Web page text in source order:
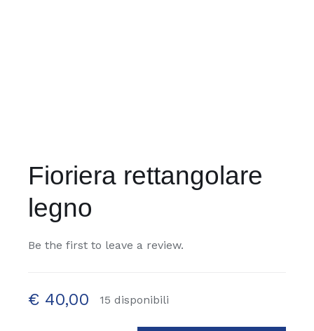
Fioriera rettangolare
legno
Be the first to leave a review.
€40,00 15 disponibili